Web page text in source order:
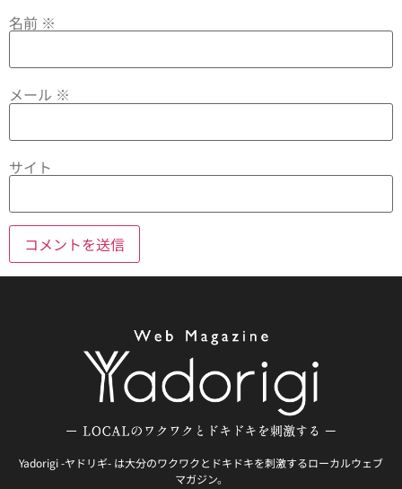
名前 ※
メール ※
サイト
Yadorigi -ヤドリギ- は大分のワクワクとドキドキを刺激するローカルウェブ
マガジン。